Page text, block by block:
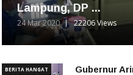
Lampung, DP ...
24 Mar 2020 22206 Views
BERITA HANGAT
Gubernur